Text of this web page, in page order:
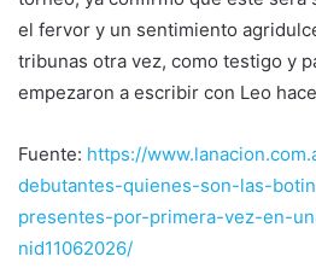
el fervor y un sentimiento
tribunas otra vez, como testigo y
empezaron a escribir con Leo
Fuente: https://
debutantes-quienes-son-las-
presentes-por-primera-vez-en-
nid11062026/